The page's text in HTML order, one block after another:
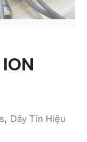
, Dây Tín Hiệu